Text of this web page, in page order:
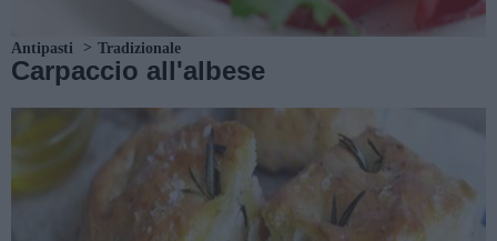
Antipasti Tradizionale
Carpaccio all'albese